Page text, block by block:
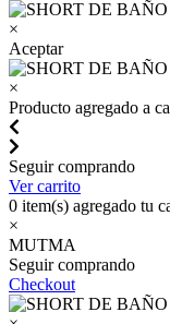
×
Aceptar
×
Producto agregado a
Seguir comprando
Ver carrito
0 item(s) agregado tu
×
MUTMA
Seguir comprando
Checkout